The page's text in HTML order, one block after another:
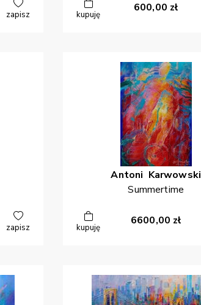
zapisz kupuję
600,00 zł
zapisz
Antoni Karwowski
Summertime
kupuję
6600,00 zł